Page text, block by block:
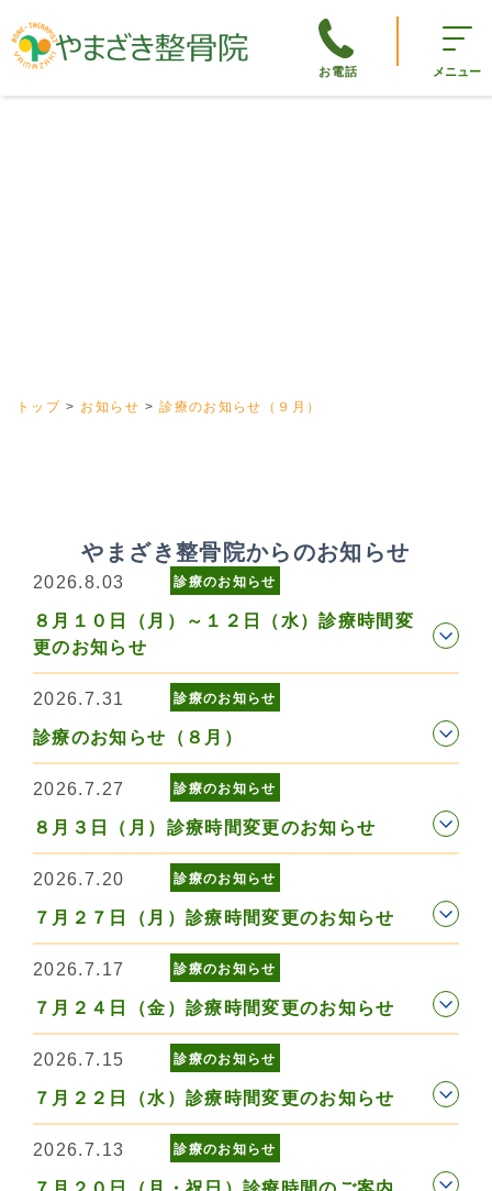
お電話 メニュー
トップ お知らせ 診療のお知らせ（９月）
やまざき整骨院からのお知らせ
2026.8.03 診療のお知らせ
８月１０日（月）～１２日（水）診療時間変
更のお知らせ
2026.7.31 診療のお知らせ
診療のお知らせ（８月）
2026.7.27 診療のお知らせ
８月３日（月）診療時間変更のお知らせ
2026.7.20 診療のお知らせ
７月２７日（月）診療時間変更のお知らせ
2026.7.17 診療のお知らせ
７月２４日（金）診療時間変更のお知らせ
2026.7.15 診療のお知らせ
７月２２日（水）診療時間変更のお知らせ
2026.7.13 診療のお知らせ